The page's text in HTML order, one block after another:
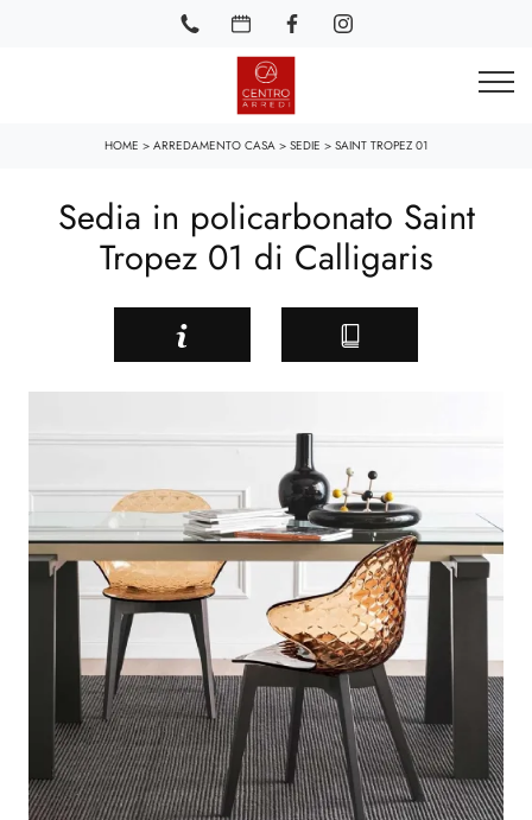
HOME > ARREDAMENTO CASA> SEDIE > SAINT TROPEZ 01
Sedia in policarbonato Saint
Tropez 01 di Calligaris